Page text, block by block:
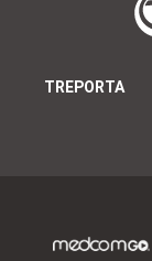
TREPORTA